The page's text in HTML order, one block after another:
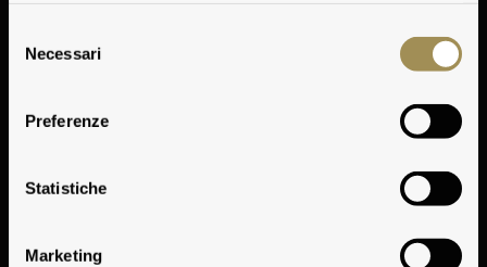
delNecessari
Preferenze
Statistiche
Marketing
Die
Geschichte